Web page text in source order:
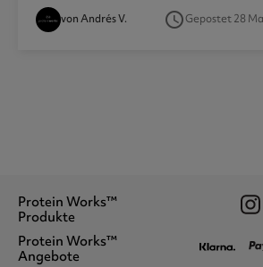
von Andrés V. access_timeGepostet 28
Protein Works™
Produkte
Proteinshakes
Vegan
Protein Works™
Angebote